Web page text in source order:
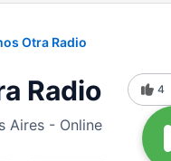
Otra Radio
Radio
Aires - Online
4